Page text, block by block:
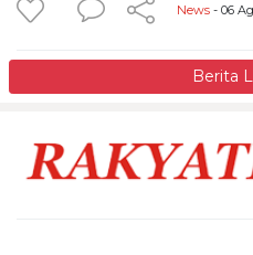
News - 06
Berita